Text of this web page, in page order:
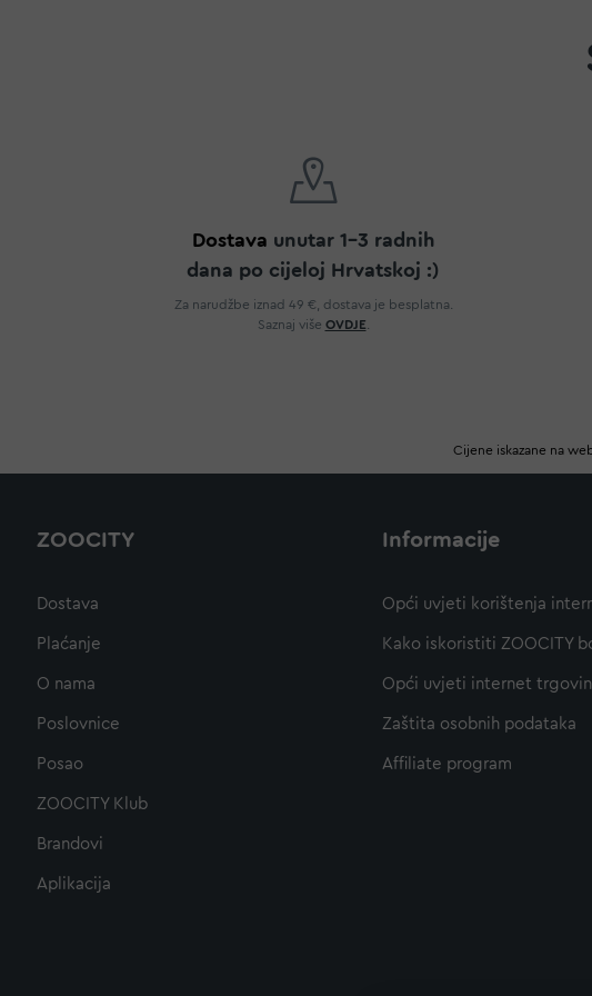
Dostava unutar 1-3 radnih
dana po cijeloj Hrvatskoj :)
Za narudžbe iznad 49 €, dostava je besplatna.
Saznaj više OVDJE
Cijene iskazane na
ZOOCITY
Dostava
Plaćanje
O nama
Poslovnice
Posao
ZOOCITY Klub
Brandovi
Aplikacija
Informacije
Opći uvjeti korištenja
Kako iskoristiti ZOOCITY
Opći uvjeti internet
Zaštita osobnih podataka
Affiliate program